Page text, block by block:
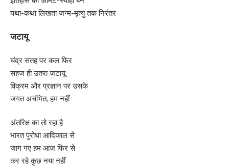
यथा-कथा लिखता जन्म-मृत्यु तक निरंतर
जटायू
चंद्र सतह पर कल फिर
सहज ही उतरा जटायू
विक्रम और प्रज्ञान पर उसके
जगत अचंभित, हम नहीं
अंतरिक्ष का तो रहा है
भारत पुरोधा आदिकाल से
जाग गए हम आज फिर से
कर रहे कुछ नया नहीं